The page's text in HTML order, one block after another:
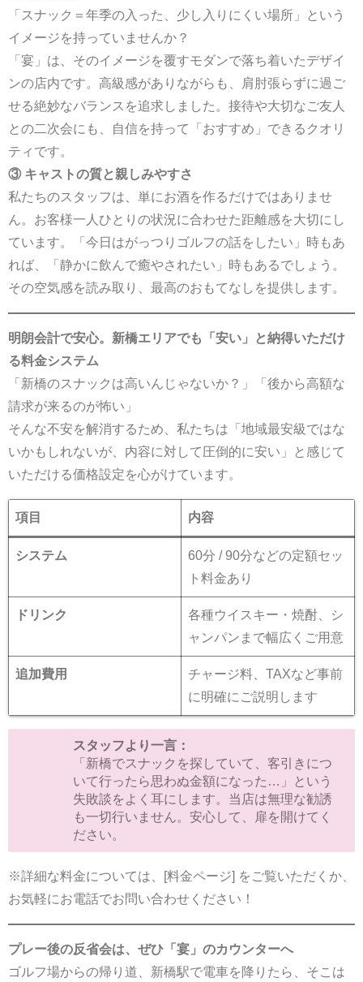
「スナック＝年季の入った、少し入りにくい場所」という
イメージを持っていませんか？
「宴」は、そのイメージを覆すモダンで落ち着いたデザイ
ンの店内です。高級感がありながらも、肩肘張らずに過ご
せる絶妙なバランスを追求しました。接待や大切なご友人
との二次会にも、自信を持って「おすすめ」できるクオリ
ティです。
③ キャストの質と親しみやすさ
私たちのスタッフは、単にお酒を作るだけではありませ
ん。お客様一人ひとりの状況に合わせた距離感を大切にし
ています。「今日はがっつりゴルフの話をしたい」時もあ
れば、「静かに飲んで癒やされたい」時もあるでしょう。
その空気感を読み取り、最高のおもてなしを提供します。
明朗会計で安心。新橋エリアでも「安い」と納得いただけ
る料金システム
「新橋のスナックは高いんじゃないか？」「後から高額な
請求が来るのが怖い」
そんな不安を解消するため、私たちは「地域最安級ではな
いかもしれないが、内容に対して圧倒的に安い」と感じて
いただける価格設定を心がけています。
項目 内容
システム
60分 / 90分などの定額セッ
ト料金あり
ドリンク
各種ウイスキー・焼酎、シ
ャンパンまで幅広くご用意
追加費用
チャージ料、TAXなど事前
に明確にご説明します
スタッフより一言：
「新橋でスナックを探していて、客引きにつ
いて行ったら思わぬ金額になった…」という
失敗談をよく耳にします。当店は無理な勧誘
も一切行いません。安心して、扉を開けてく
ださい。
※詳細な料金については、[料金ページ] をご覧いただくか、
お気軽にお電話でお問い合わせください！
プレー後の反省会は、ぜひ「宴」のカウンターへ
ゴルフ場からの帰り道、新橋駅で電車を降りたら、そこは